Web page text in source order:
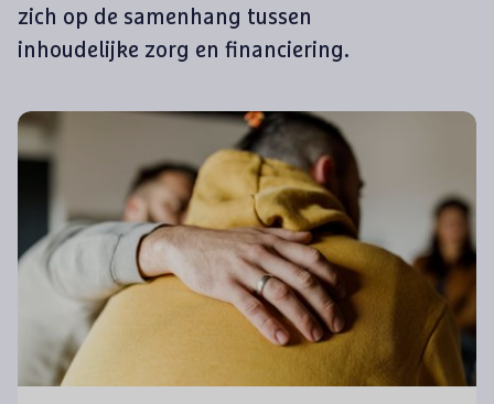
zich op de samenhang tussen
inhoudelijke zorg en financiering.